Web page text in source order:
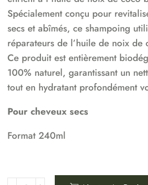
Spécialement conçu pour
secs et abîmés, ce shampoing
réparateurs de l’huile de noix de
Ce produit est entièrement
100% naturel, garantissant un
tout en hydratant profondément
Pour cheveux secs
Format 240ml